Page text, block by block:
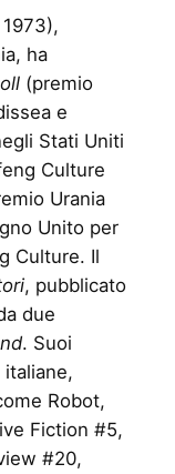
1973),
ha
(premio
e
Stati Uniti
Culture
Urania
Unito per
Culture. Il
, pubblicato
due
. Suoi
Robot,
Fiction #5,
#20,